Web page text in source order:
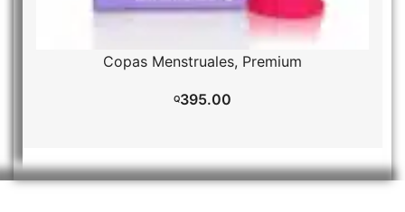
Copas Menstruales Premium
Q395.00